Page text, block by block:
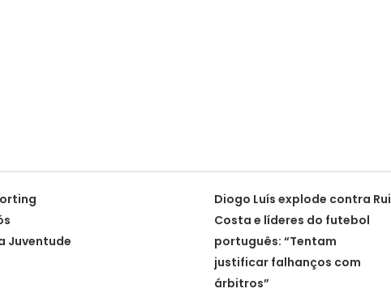
Juventude
Diogo Luís explode contra Rui
Costa e líderes do futebol
português: “Tentam
justificar falhanços com
árbitros”